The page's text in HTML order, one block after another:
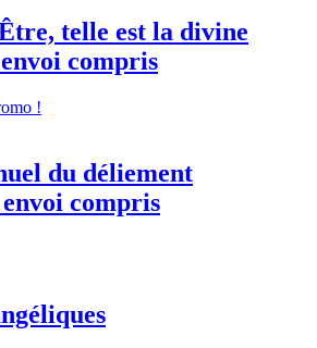
telle est la divine
envoi compris
!
du déliement
compris